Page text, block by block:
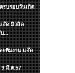
รบรอบวันเกิด
อ๊ด มิวสิค
บ...
ดยทีมงาน แอ๊ด
มี.ค.57